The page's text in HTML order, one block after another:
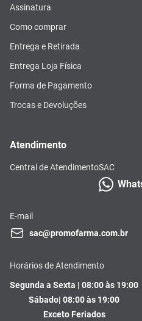
Assinatura
Como comprar
Entrega e Retirada
Entrega Loja Física
Forma de Pagamento
Trocas e Devoluções
Atendimento
Central de AtendimentoSAC
E-mail
sac@promofarma.com.br
Horários de Atendimento
Segunda a Sexta | 08:00 às 19:00
Sábado| 08:00 às 19:00
Exceto Feriados